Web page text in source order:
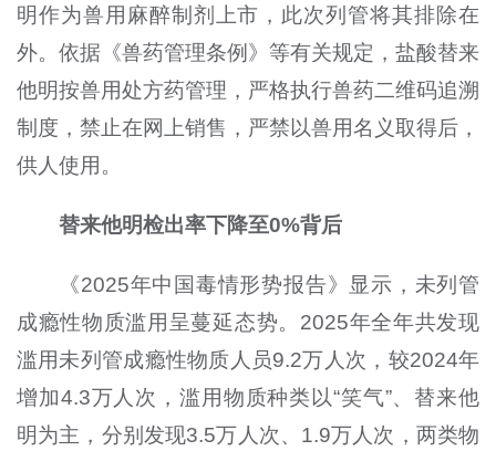
明作为兽用麻醉制剂上市，此次列管将其排除在
外。依据《兽药管理条例》等有关规定，盐酸替来
他明按兽用处方药管理，严格执行兽药二维码追溯
制度，禁止在网上销售，严禁以兽用名义取得后，
供人使用。
替来他明检出率下降至0%背后
《2025年中国毒情形势报告》显示，未列管
成瘾性物质滥用呈蔓延态势。2025年全年共发现
滥用未列管成瘾性物质人员9.2万人次，较2024年
增加4.3万人次，滥用物质种类以“笑气”、替来他
明为主，分别发现3.5万人次、1.9万人次，两类物